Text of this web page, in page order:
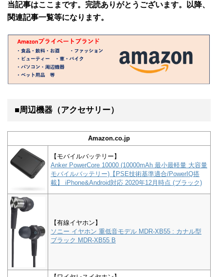
当記事はここまです。完読ありがとうございます。以降、
関連記事一覧等になります。
■周辺機器（アクセサリー）
Amazon.co.jp
【モバイルバッテリー】
Anker PowerCore 10000 (10000mAh 最小最軽量 大容量
モバイルバッテリー)【PSE技術基準適合/PowerIQ搭
載】 iPhone&Android対応 2020年12月時点 (ブラック)
【有線イヤホン】
ソニー イヤホン 重低音モデル MDR-XB55 : カナル型
ブラック MDR-XB55 B